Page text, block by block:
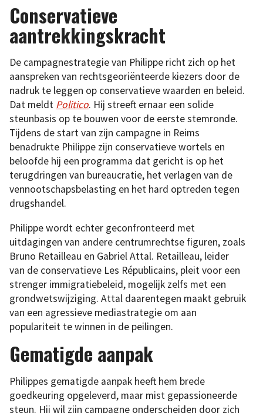
Conservatieve
aantrekkingskracht
De campagnestrategie van Philippe richt zich op het
aanspreken van rechtsgeoriënteerde kiezers door de
nadruk te leggen op conservatieve waarden en beleid.
Dat meldt Politico. Hij streeft ernaar een solide
steunbasis op te bouwen voor de eerste stemronde.
Tijdens de start van zijn campagne in Reims
benadrukte Philippe zijn conservatieve wortels en
beloofde hij een programma dat gericht is op het
terugdringen van bureaucratie, het verlagen van de
vennootschapsbelasting en het hard optreden tegen
drugshandel.
Philippe wordt echter geconfronteerd met
uitdagingen van andere centrumrechtse figuren, zoals
Bruno Retailleau en Gabriel Attal. Retailleau, leider
van de conservatieve Les Républicains, pleit voor een
strenger immigratiebeleid, mogelijk zelfs met een
grondwetswijziging. Attal daarentegen maakt gebruik
van een agressieve mediastrategie om aan
populariteit te winnen in de peilingen.
Gematigde aanpak
Philippes gematigde aanpak heeft hem brede
goedkeuring opgeleverd, maar mist gepassioneerde
steun. Hij wil zijn campagne onderscheiden door zich